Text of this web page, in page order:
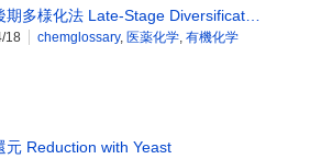
期多様化法 Late-Stage Diversificat…
18 chemglossary, 医薬化学 有機化学
元 Reduction with Yeast